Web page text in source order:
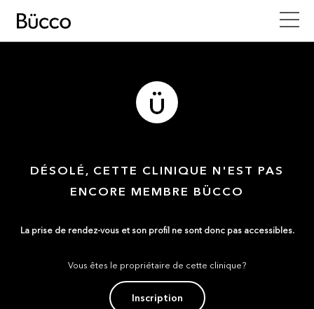
DÉSOLÉ, CETTE CLINIQUE N'EST PAS
ENCORE MEMBRE BÜCCO
La prise de rendez-vous et son profil ne sont donc pas accessibles.
Vous êtes le propriétaire de cette clinique?
Inscription